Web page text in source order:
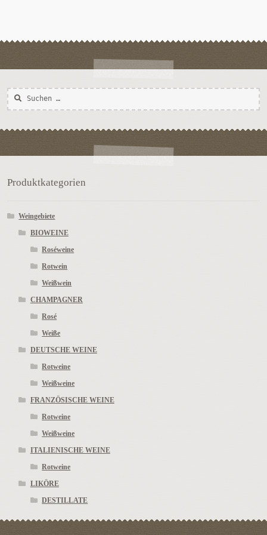
Zahlungsarten
Suchen
nach:
Produktkategorien
Weingebiete
BIOWEINE
Roséweine
Rotwein
Weißwein
CHAMPAGNER
Rosé
Weiße
DEUTSCHE WEINE
Rotweine
Weißweine
FRANZÖSISCHE WEINE
Rotweine
Weißweine
ITALIENISCHE WEINE
Rotweine
LIKÖRE
DESTILLATE